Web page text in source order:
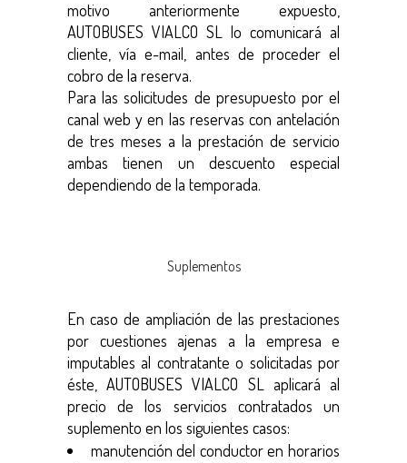
motivo anteriormente expuesto,
AUTOBUSES VIALCO SL lo comunicará al
cliente, vía e-mail, antes de proceder el
cobro de la reserva.
Para las solicitudes de presupuesto por el
canal web y en las reservas con antelación
de tres meses a la prestación de servicio
ambas tienen un descuento especial
dependiendo de la temporada.
Suplementos
En caso de ampliación de las prestaciones
por cuestiones ajenas a la empresa e
imputables al contratante o solicitadas por
éste, AUTOBUSES VIALCO SL aplicará al
precio de los servicios contratados un
suplemento en los siguientes casos:
manutención del conductor en horarios